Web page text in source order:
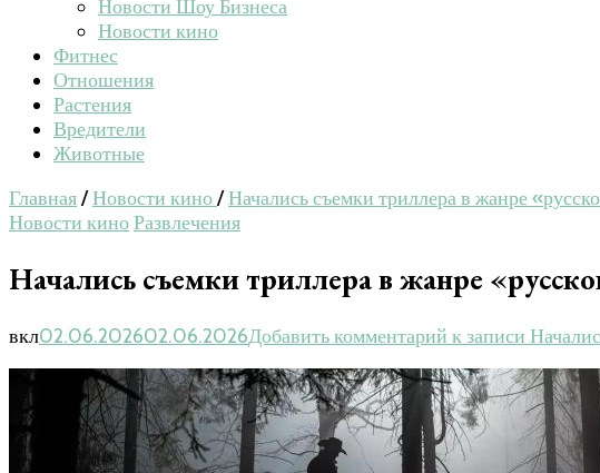
Новости Шоу Бизнеса
Новости кино
Фитнес
Отношения
Растения
Вредители
Животные
Главная/Новости кино/Начались съемки триллера в жанре
Новости киноРазвлечения
Начались съемки триллера в жанре
вкл02.06.202602.06.2026Добавить комментарий к записи